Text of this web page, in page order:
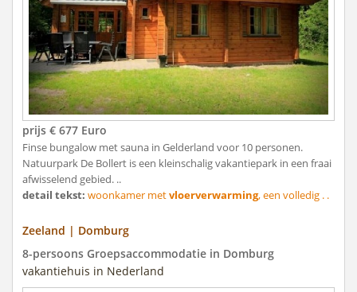
prijs € 677 Euro
Finse bungalow met sauna in Gelderland voor 10 personen.
Natuurpark De Bollert is een kleinschalig vakantiepark in een fraai
afwisselend gebied. ..
detail tekst: woonkamer metvloerverwarming, een volledig . .
Zeeland | Domburg
8-persoons Groepsaccommodatie in Domburg
vakantiehuis in Nederland